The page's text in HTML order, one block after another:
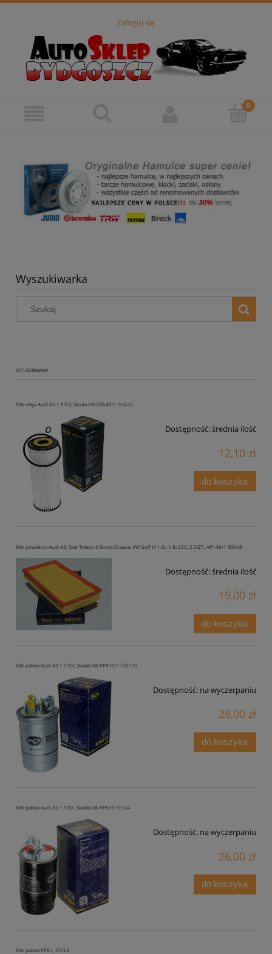
Zaloguj się
Wyszukiwarka
SCT-GERMANY
Filtr oleju Audi A3 1.9TDI, Skoda VW OE640/1 SH420
Dostępność:średnia ilość
12,10 zł
do koszyka
Filtr powietrza Audi A3; Seat Toledo II Skoda Octavia; VW Golf IV 1.6i, 1.8i 20V, 2.3GTi, AP149/1 SB048
Dostępność:średnia ilość
19,00 zł
do koszyka
Filtr paliwa Audi A3 1.9TDI, Skoda VW PP839/1 ST6119
Dostępność: na wyczerpaniu
28,00 zł
do koszyka
Filtr paliwa Audi A3 1.9TDI, Skoda VW PP839 ST304
Dostępność: na wyczerpaniu
26,00 zł
do koszyka
Filtr paliwa PP83, ST314